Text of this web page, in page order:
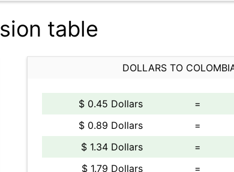
table
DOLLARS TO
$ 0.45 Dollars =
$ 0.89 Dollars
=
$ 1.34 Dollars
=
$ 1.79 Dollars
=